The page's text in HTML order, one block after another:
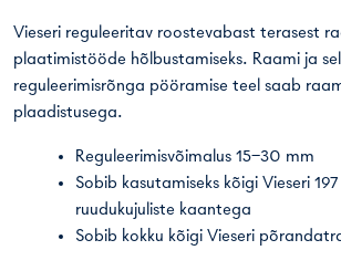
Vieseri reguleeritav roostevabast terasest
plaatimistööde hõlbustamiseks. Raami ja
reguleerimisrõnga pööramise teel saab
plaadistusega.
Reguleerimisvõimalus 15–30 mm
Sobib kasutamiseks kõigi Vieseri
ruudukujuliste kaantega
Sobib kokku kõigi Vieseri